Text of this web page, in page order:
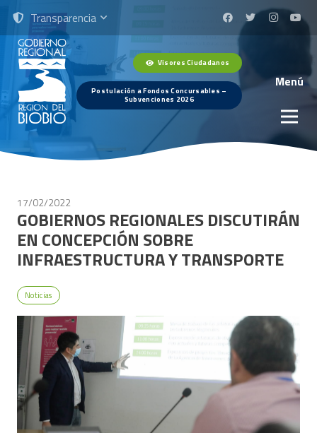
Transparencia
Visores Ciudadanos
Postulación a Fondos Concursables –
Subvenciones 2026
Menú
17/02/2022
GOBIERNOS REGIONALES DISCUTIRÁN
EN CONCEPCIÓN SOBRE
INFRAESTRUCTURA Y TRANSPORTE
Noticias